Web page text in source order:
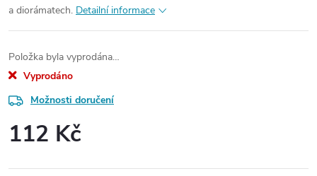
a diorámatech. Detailní informace
Položka byla vyprodána…
Vyprodáno
Možnosti doručení
112 Kč
cena: